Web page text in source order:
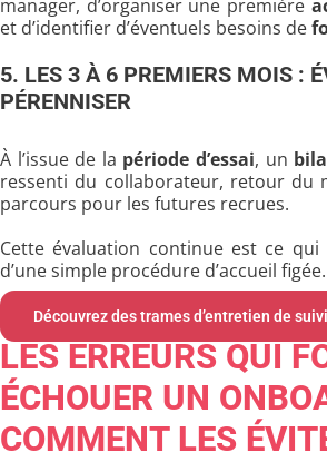
manager, d’organiser une première
et d’identifier d’éventuels besoins de
5. LES 3 À 6 PREMIERS MOIS :
PÉRENNISER
À l’issue de la période d’essai, un
ressenti du collaborateur, retour du
parcours pour les futures recrues.
Cette évaluation continue est ce
d’une simple procédure d’accueil figée.
Découvrez des trames d’entretien de
LES ERREURS QUI
ÉCHOUER UN
COMMENT LES